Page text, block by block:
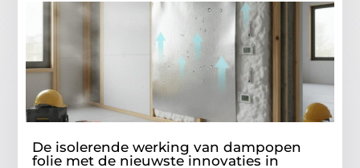
De isolerende werking van dampopen
folie met de nieuwste innovaties in